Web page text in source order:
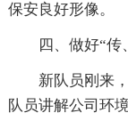
保安良好形像。
四、做好“传
新队员刚来
队员讲解公司环